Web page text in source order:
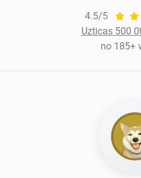
4.5/5
Uzticas 500
no 185+